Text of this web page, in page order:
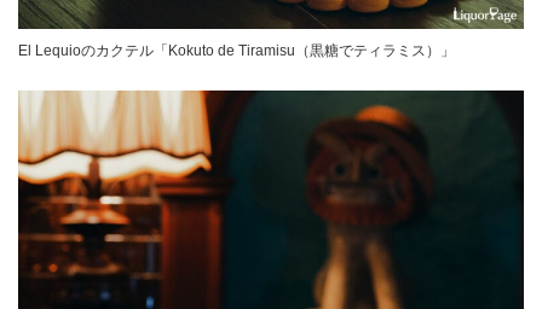
El Lequioのカクテル「Kokuto de Tiramisu（黒糖でティラミス）」